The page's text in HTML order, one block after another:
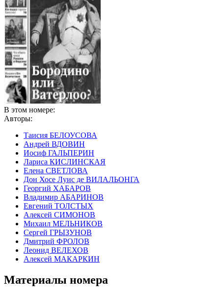
В этом номере:
Авторы:
Таисия БЕЛОУСОВА
Андрей ВДОВИН
Иосиф ГАЛЬПЕРИН
Лариса КИСЛИНСКАЯ
Елена СВЕТЛОВА
Дон Хосе Луис де ВИЛАЛЬОНГА
Георгий ХАБАРОВ
Владимир АБАРИНОВ
Евгений ТОЛСТЫХ
Алексей СИМОНОВ
Михаил МЕЛЬНИКОВ
Сергей ГРЫЗУНОВ
Дмитрий ФРОЛОВ
Леонид ВЕЛЕХОВ
Алексей МАКАРКИН
Материалы номера